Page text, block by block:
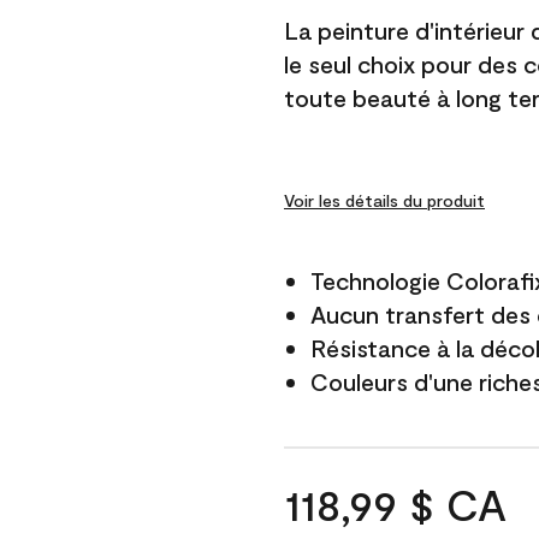
La peinture d'intérieur
le seul choix pour des
toute beauté à long
Voir les détails du produit
Technologie
Aucun transfert des
Résistance à la
Couleurs d'une
118,99 $ CA